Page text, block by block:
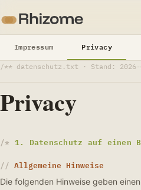
Impressum Privacy
/** datenschutz.txt · Stand:
Privacy
1. Datenschutz auf einen
Allgemeine Hinweise
Die folgenden Hinweise geben